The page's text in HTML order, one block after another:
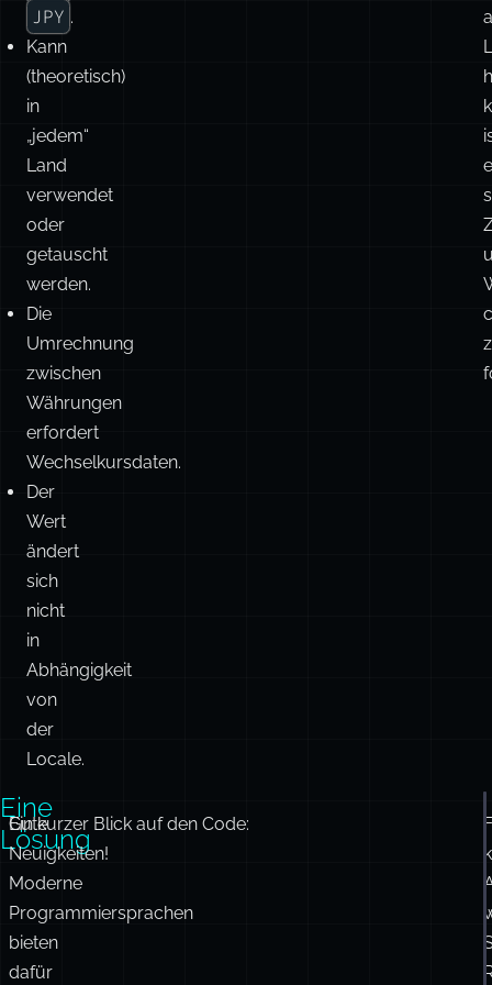
JPY .
Kann
(theoretisch)
in
„jedem“
Land
verwendet
oder
getauscht
werden.
Die
Umrechnung
zwischen
Währungen
erfordert
Wechselkursdaten.
Der
Wert
ändert
sich
nicht
in
Abhängigkeit
von
der
Locale.
Eine
Lösung
Gute
Neuigkeiten!
Moderne
Programmiersprachen
bieten
dafür
Ein kurzer Blick auf den Code: